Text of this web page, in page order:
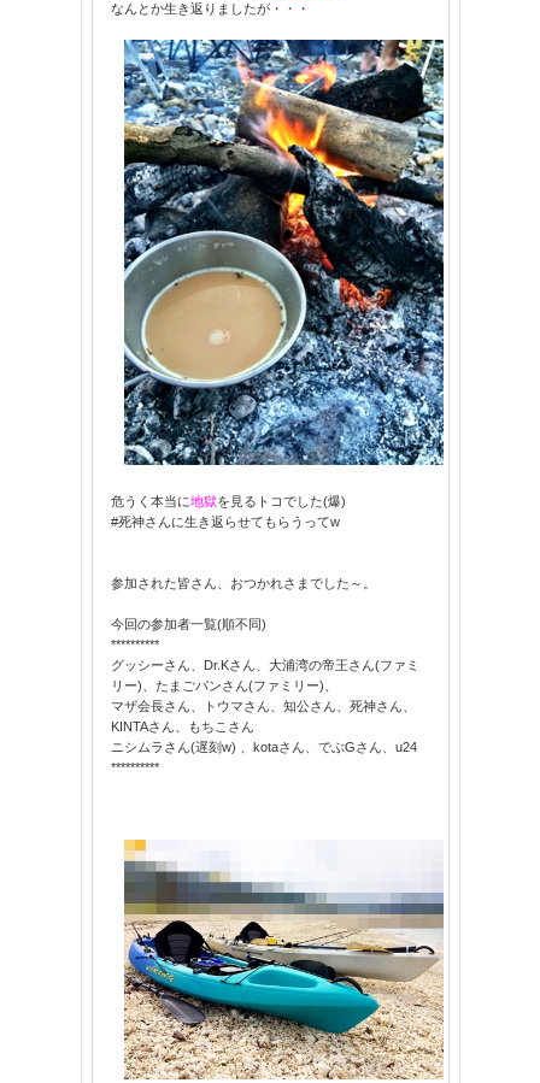
なんとか生き返りましたが・・・
危うく本当に地獄を見るトコでした(爆)
#死神さんに生き返らせてもらうってw
参加された皆さん、おつかれさまでした～。
今回の参加者一覧(順不同)
**********
グッシーさん、Dr.Kさん、大浦湾の帝王さん(ファミ
リー)、たまごパンさん(ファミリー)、
マザ会長さん、トウマさん、知公さん、死神さん、
KINTAさん、もちこさん
ニシムラさん(遅刻w) 、kotaさん、でぶGさん、u24
**********